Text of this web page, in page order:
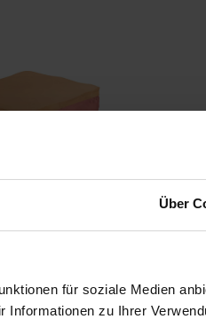
Über
für soziale Medien
Informationen zu Ihrer
. Druck von außen kann